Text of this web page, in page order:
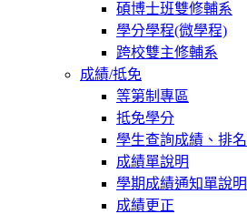
碩博士班雙修輔系
學分學程(微學程)
跨校雙主修輔系
成績/抵免
等第制專區
抵免學分
學生查詢成績、排名
成績單說明
學期成績通知單說明
成績更正